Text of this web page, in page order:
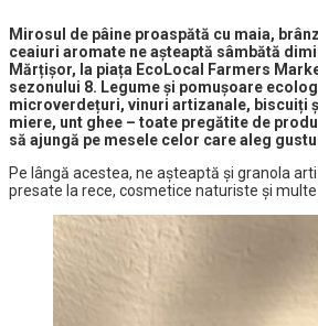
Mirosul de pâine proaspătă cu maia,
ceaiuri aromate ne așteaptă sâmbătă
Mărțișor, la piața EcoLocal Farmers
sezonului 8. Legume și pomușoare
microverdețuri, vinuri artizanale, biscuiți
miere, unt ghee – toate pregătite de
să ajungă pe mesele celor care aleg
Pe lângă acestea, ne așteaptă și granola
presate la rece, cosmetice naturiste și